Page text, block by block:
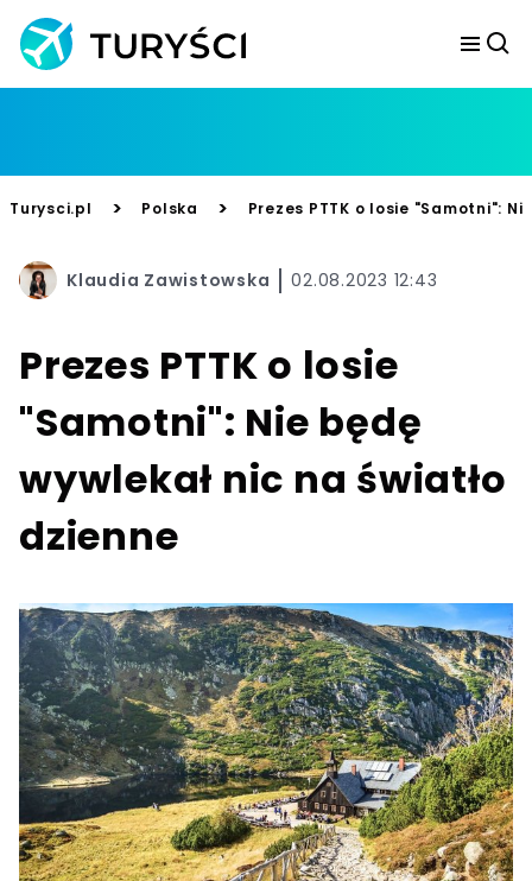
Turysci.pl > Polska > Prezes PTTK o losie "Samotni":
Klaudia Zawistowska 02.08.2023 12:43
Prezes PTTK o losie
"Samotni": Nie będę
wywlekał nic na światło
dzienne